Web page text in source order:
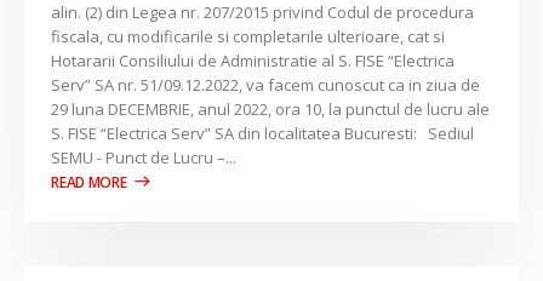
alin. (2) din Legea nr. 207/2015 privind Codul de procedura
fiscala, cu modificarile si completarile ulterioare, cat si
Hotararii Consiliului de Administratie al S. FISE “Electrica
Serv” SA nr. 51/09.12.2022, va facem cunoscut ca in ziua de
29 luna DECEMBRIE, anul 2022, ora 10, la punctul de lucru ale
S. FISE “Electrica Serv” SA din localitatea Bucuresti: Sediul
SEMU - Punct de Lucru –...